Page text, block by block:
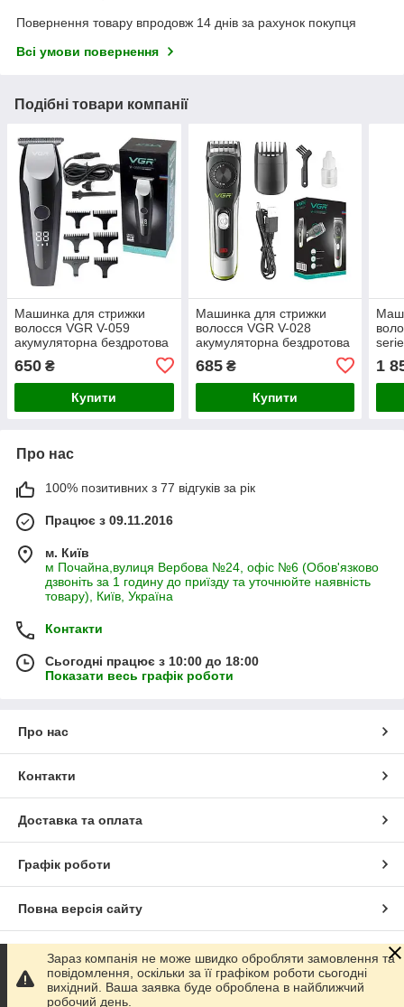
Повернення товару впродовж 14 днів за рахунок покупця
Всі умови повернення
Подібні товари компанії
Машинка для стрижки
волосся VGR V-059
акумуляторна бездротова
650 ₴
Купити
Машинка для стрижки
волосся VGR V-028
акумуляторна бездротова
685₴
Купити
1
Про нас
100% позитивних з 77 відгуків за рік
Працює з 09.11.2016
м. Київ
м Почайна,вулиця Вербова №24, офіс №6 (Обов'язково
дзвоніть за 1 годину до приїзду та уточнюйте наявність
товару), Київ, Україна
Контакти
Сьогодні працює з 10:00 до 18:00
Показати весь графік роботи
Про нас
Контакти
Доставка та оплата
Графік роботи
Повна версія сайту
Сайт створено на маркетплейсі Prom.ua
Політика конфіденційності
Зараз компанія не може швидко обробляти замовлення та
повідомлення, оскільки за її графіком роботи сьогодні
вихідний. Ваша заявка буде оброблена в найближчий
робочий день.